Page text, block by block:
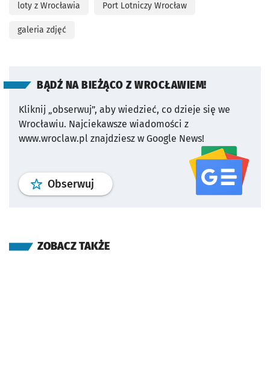
loty z Wrocławia Port Lotniczy Wrocław
galeria zdjęć
BĄDŹ NA BIEŻĄCO Z WROCŁAWIEM!
Kliknij „obserwuj”, aby wiedzieć, co dzieje się we
Wrocławiu. Najciekawsze wiadomości z
www.wroclaw.pl znajdziesz w Google News!
Obserwuj profil serwisu
ZOBACZ TAKŻE